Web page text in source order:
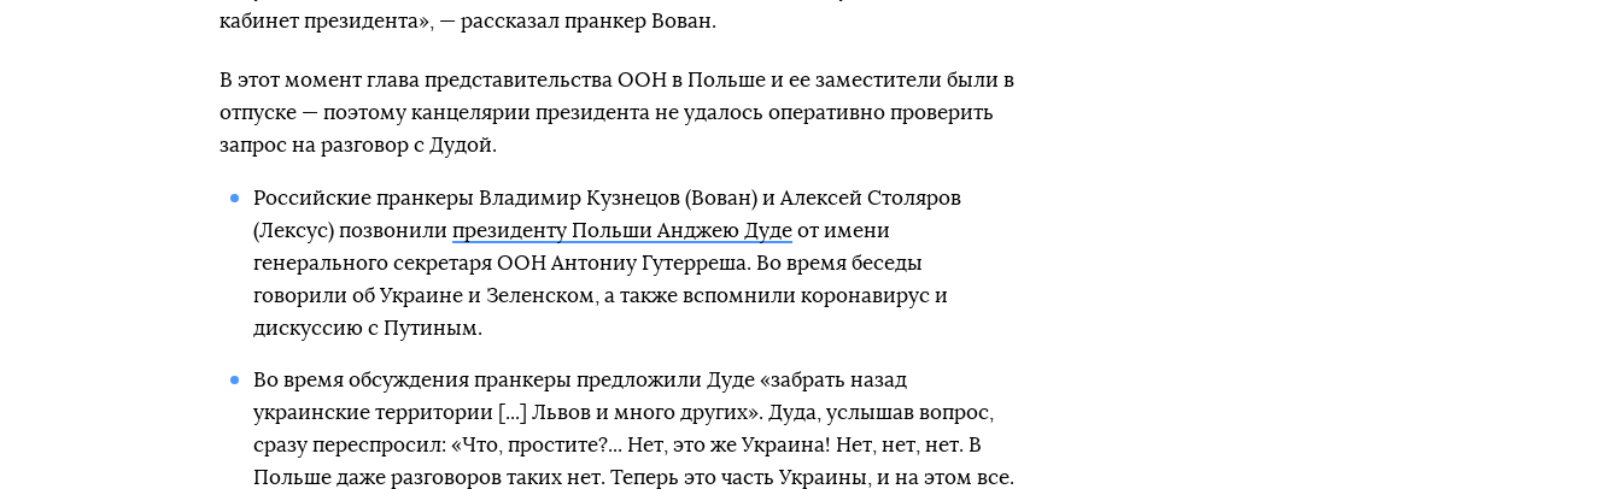
кабинет президента», — рассказал пранкер Вован.
В этот момент глава представительства ООН в Польше и ее заместители были в
отпуске — поэтому канцелярии президента не удалось оперативно проверить
запрос на разговор с Дудой.
Российские пранкеры Владимир Кузнецов (Вован) и Алексей Столяров
(Лексус) позвонили президенту Польши Анджею Дудеот имени
генерального секретаря ООН Антониу Гутерреша. Во время беседы
говорили об Украине и Зеленском, а также вспомнили коронавирус и
дискуссию с Путиным.
Во время обсуждения пранкеры предложили Дуде «забрать назад
украинские территории [...] Львов и много других». Дуда, услышав вопрос,
сразу переспросил: «Что, простите?... Нет, это же Украина! Нет, нет, нет. В
Польше даже разговоров таких нет. Теперь это часть Украины, и на этом все.